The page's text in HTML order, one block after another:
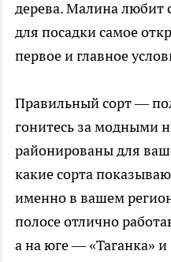
дерева. Малина любит
для посадки самое
первое и главное
Правильный сорт —
гонитесь за модными
районированы для
какие сорта
именно в вашем
полосе отлично
а на юге — «Таганка»